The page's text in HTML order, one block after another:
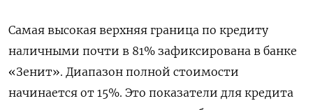
Самая высокая верхняя граница по кредиту
наличными почти в 81% зафиксирована в банке
«Зенит». Диапазон полной стоимости
начинается от 15%. Это показатели для кредита